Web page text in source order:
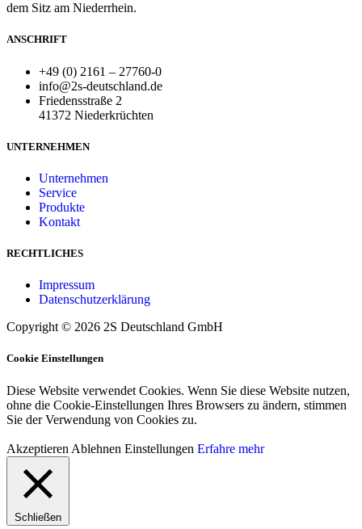
dem Sitz am Niederrhein.
ANSCHRIFT
+49 (0) 2161 – 27760-0
info@2s-deutschland.de
Friedensstraße 2
41372 Niederkrüchten
UNTERNEHMEN
Unternehmen
Service
Produkte
Kontakt
RECHTLICHES
Impressum
Datenschutzerklärung
Copyright © 2026 2S Deutschland GmbH
Cookie Einstellungen
Diese Website verwendet Cookies. Wenn Sie diese Website nutzen,
ohne die Cookie-Einstellungen Ihres Browsers zu ändern, stimmen
Sie der Verwendung von Cookies zu.
Akzeptieren Ablehnen Einstellungen Erfahre mehr
Schließen